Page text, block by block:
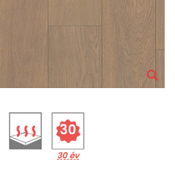
30
30 év